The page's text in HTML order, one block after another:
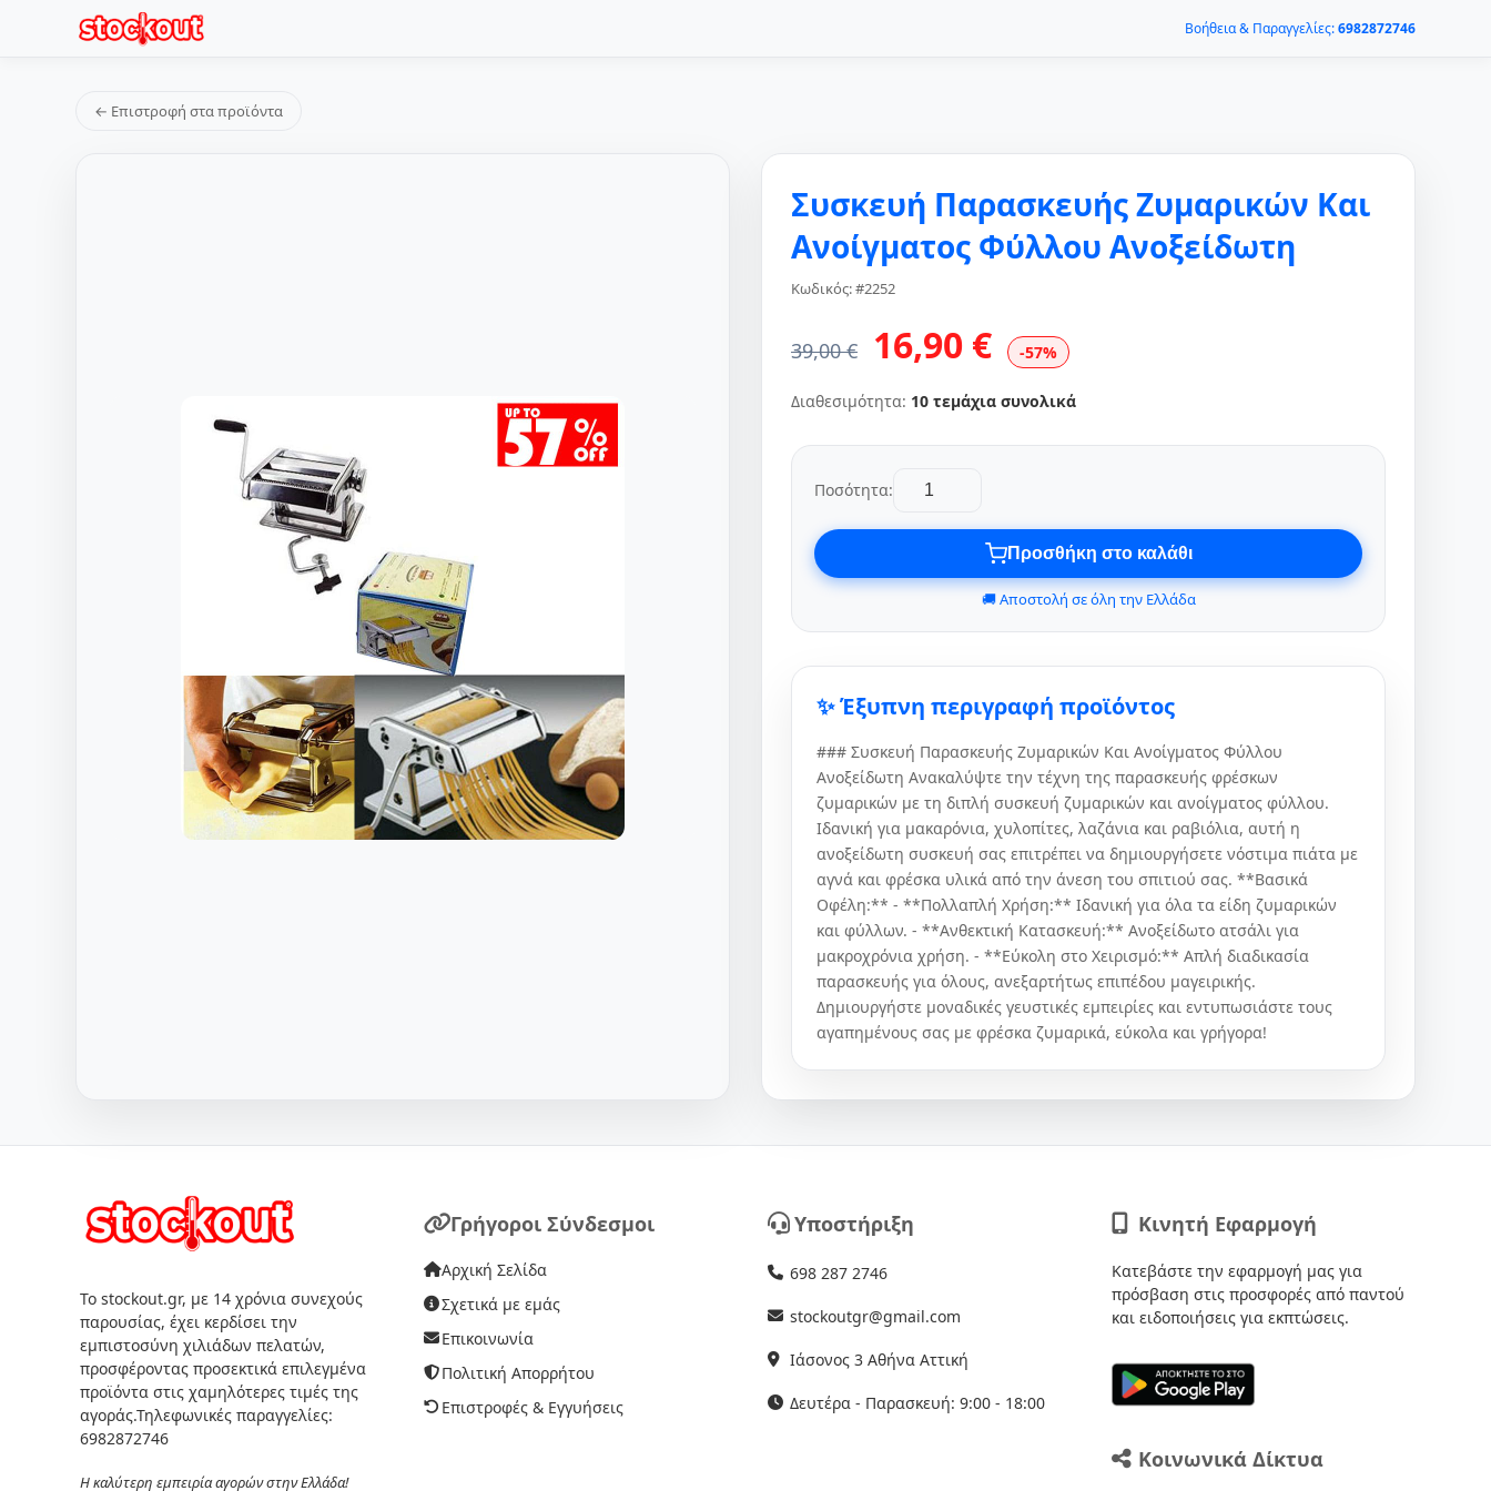
Βοήθεια & Παραγγελίες:6982872746
← Επιστροφή στα προϊόντα
Συσκευή Παρασκευής Ζυμαρικών Και
Ανοίγματος Φύλλου Ανοξείδωτη
Κωδικός: #2252
39,00 € 16,90 € -57%
Διαθεσιμότητα: 10 τεμάχια συνολικά
Ποσότητα:
Προσθήκη στο καλάθι
🚚 Αποστολή σε όλη την Ελλάδα
✨ Έξυπνη περιγραφή προϊόντος
### Συσκευή Παρασκευής Ζυμαρικών Και Ανοίγματος Φύλλου
Ανοξείδωτη Ανακαλύψτε την τέχνη της παρασκευής φρέσκων
ζυμαρικών με τη διπλή συσκευή ζυμαρικών και ανοίγματος φύλλου.
Ιδανική για μακαρόνια, χυλοπίτες, λαζάνια και ραβιόλια, αυτή η
ανοξείδωτη συσκευή σας επιτρέπει να δημιουργήσετε νόστιμα πιάτα με
αγνά και φρέσκα υλικά από την άνεση του σπιτιού σας. **Βασικά
Οφέλη:** - **Πολλαπλή Χρήση:** Ιδανική για όλα τα είδη ζυμαρικών
και φύλλων. - **Ανθεκτική Κατασκευή:** Ανοξείδωτο ατσάλι για
μακροχρόνια χρήση. - **Εύκολη στο Χειρισμό:** Απλή διαδικασία
παρασκευής για όλους, ανεξαρτήτως επιπέδου μαγειρικής.
Δημιουργήστε μοναδικές γευστικές εμπειρίες και εντυπωσιάστε τους
αγαπημένους σας με φρέσκα ζυμαρικά, εύκολα και γρήγορα!
Το stockout.gr, με 14 χρόνια συνεχούς
παρουσίας, έχει κερδίσει την
εμπιστοσύνη χιλιάδων πελατών,
προσφέροντας προσεκτικά επιλεγμένα
προϊόντα στις χαμηλότερες τιμές της
αγοράς.Τηλεφωνικές παραγγελίες:
6982872746
Η καλύτερη εμπειρία αγορών στην Ελλάδα!
Γρήγοροι Σύνδεσμοι
Αρχική Σελίδα
Σχετικά με εμάς
Επικοινωνία
Πολιτική Απορρήτου
Επιστροφές & Εγγυήσεις
Υποστήριξη
698 287 2746
stockoutgr@gmail.com
Ιάσονος 3 Αθήνα Αττική
Δευτέρα - Παρασκευή: 9:00 - 18:00
Κινητή Εφαρμογή
Κατεβάστε την εφαρμογή μας για
πρόσβαση στις προσφορές από παντού
και ειδοποιήσεις για εκπτώσεις.
Κοινωνικά Δίκτυα